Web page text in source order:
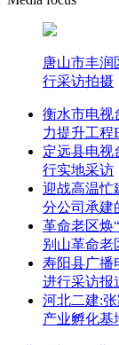
唐山市丰润
行采访拍摄
衡水市电视
力提升工程
定远县电视
行实地采访
迎战高温
分公司承建
革命老区焕
别山革命老
寿阳县广播
进行采访报
河北二建:
产业孵化基